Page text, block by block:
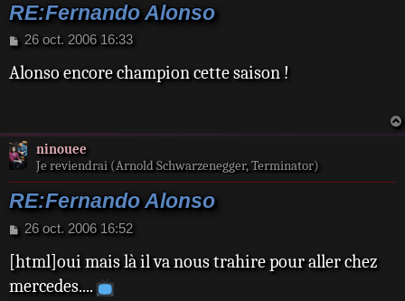
RE:Fernando Alonso
M
s
e
26 oct. 2006 16:33
Alonso encore champion cette saison !
ninouee
Je reviendrai (Arnold Schwarzenegger, Terminator)
RE:Fernando Alonso
M
s
a
26 oct. 2006 16:52
[html]oui mais là il va nous trahire pour aller chez
mercedes....